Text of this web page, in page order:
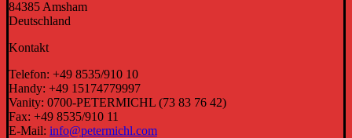
84385 Amsham
Deutschland
Kontakt
Telefon: +49 8535/910 10
Handy: +49 15174779997
Vanity: 0700-PETERMICHL (73 83 76 42)
Fax: +49 8535/910 11
E-Mail: info@petermichl.com